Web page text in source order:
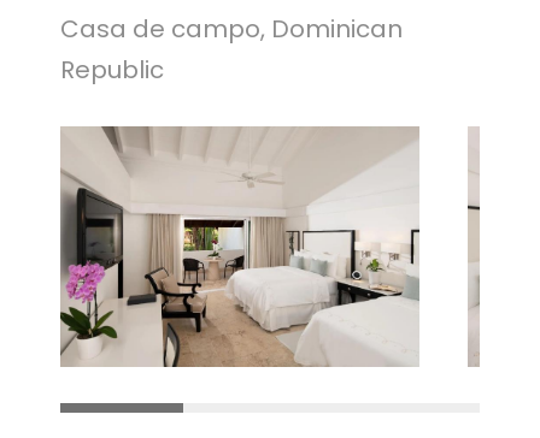
Casa de campo, Dominican
Republic